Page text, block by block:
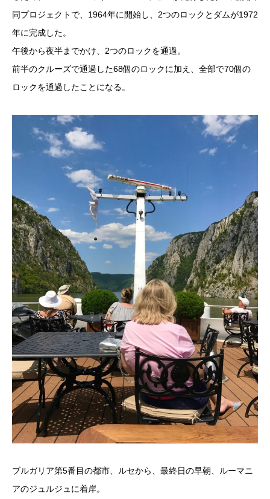
同プロジェクトで、1964年に開始し、2つのロックとダムが1972
年に完成した。
午後から夜半までかけ、2つのロックを通過。
前半のクルーズで通過した68個のロックに加え、全部で70個の
ロックを通過したことになる。
ブルガリア第5番目の都市、ルセから、最終日の早朝、ルーマニ
アのジュルジュに着岸。